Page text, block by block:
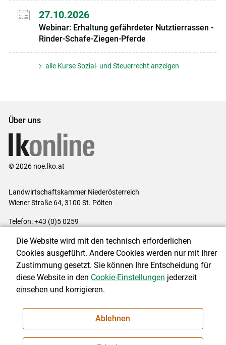
27.10.2026
Webinar: Erhaltung gefährdeter Nutztierrassen -
Rinder-Schafe-Ziegen-Pferde
alle Kurse Sozial- und Steuerrecht anzeigen
Über uns
© 2026 noe.lko.at
Landwirtschaftskammer Niederösterreich
Wiener Straße 64, 3100 St. Pölten
Telefon: +43 (0)5 0259
Impressum|Kontakt|Datenschutzerklärung|Barrierefreiheit|
Cookie-Einstellungen
NEWSLETTER
Die Website wird mit den technisch erforderlichen
Cookies ausgeführt. Andere Cookies werden nur mit Ihrer
Zustimmung gesetzt. Sie können Ihre Entscheidung für
diese Website in den Cookie-Einstellungen jederzeit
einsehen und korrigieren.
Ablehnen